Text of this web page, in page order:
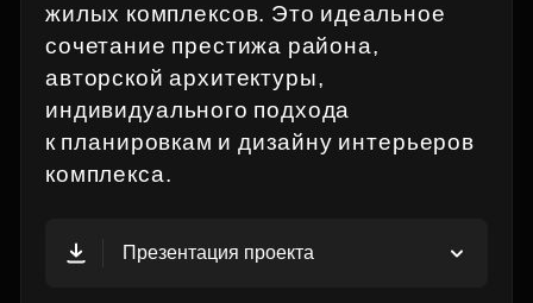
жилых комплексов. Это идеальное
сочетание престижа района,
авторской архитектуры,
индивидуального подхода
к планировкам и дизайну интерьеров
комплекса.
Презентация проекта